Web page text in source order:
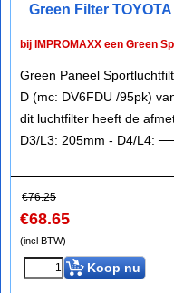
Green Filter
bij IMPROMAXX een Green
Green Paneel
D (mc: DV6FDU /95pk)
dit luchtfilter heeft de
D3/L3: 205mm - D4/L4:
€76.25
€68.65
(incl BTW)
Koop nu